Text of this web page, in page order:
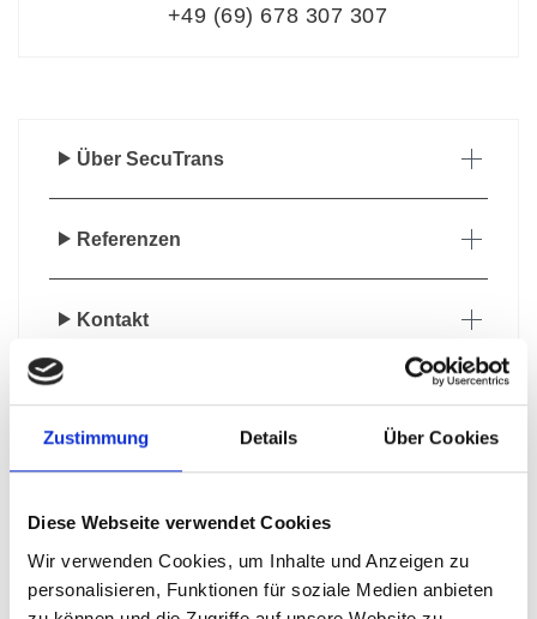
Zustimmung Details Über Cookies
Diese Webseite verwendet Cookies
Wir verwenden Cookies, um Inhalte und Anzeigen zu
personalisieren, Funktionen für soziale Medien anbieten
+49 (69) 678 307 307
Über SecuTrans
Referenzen
Kontakt
SICHERHEITSKURIER